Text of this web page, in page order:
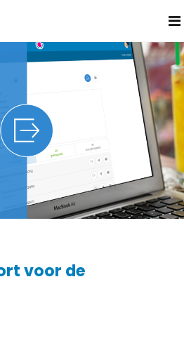
voor de administratie
voor de